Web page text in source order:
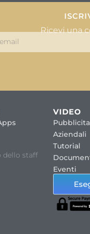
Ricevi una
dello staff
VIDEO
Aziendali
Tutorial
Eventi